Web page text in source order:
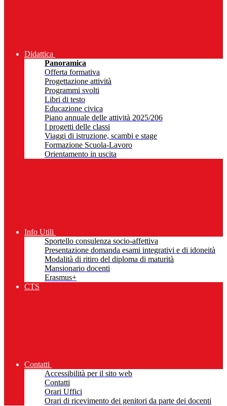
Didattica
Panoramica
Offerta formativa
Progettazione attività
Programmi svolti
Libri di testo
Educazione civica
Piano annuale delle attività 2025/206
I progetti delle classi
Viaggi di istruzione, scambi e stage
Formazione Scuola-Lavoro
Orientamento in uscita
Info Utili
Sportello consulenza socio-affettiva
Presentazione domanda esami integrativi e di idoneità
Modalità di ritiro del diploma di maturità
Mansionario docenti
Erasmus+
CTS
Contatti
Accessibilità per il sito web
Contatti
Orari Uffici
Orari di ricevimento dei genitori da parte dei docenti